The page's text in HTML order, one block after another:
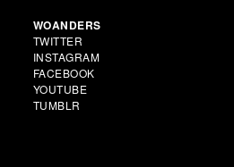
WOANDERS
TWITTER
INSTAGRAM
FACEBOOK
YOUTUBE
TUMBLR